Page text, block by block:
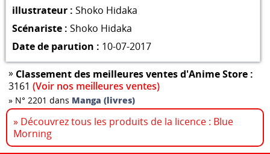
illustrateur : Shoko Hidaka
Scénariste : Shoko Hidaka
Date de parution : 10-07-2017
» Classement des meilleures ventes d'Anime Store :
3161(Voir nos meilleures ventes)
» N° 2201 dans Manga (livres)
» Découvrez tous les produits de la licence : Blue
Morning